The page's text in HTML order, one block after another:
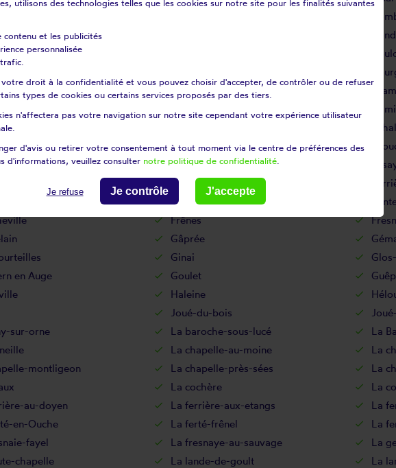
sur-huisne
Couterne
Cuissai
Ecorches
Eperrais
Fel
Fontaine-les-bassets
Frênes
Gâprée
Ginai
en Auge Goulet
Haleine
Joué-du-bois
sur-orne La baroche-sous-lucé
La
La chapelle-au-moine
La
montligeon La chapelle-près-sées
La
La cochère
La
au-doyen La ferrière-aux-etangs
La
en-Ouche La ferté-frênel
La
fayel La fresnaye-au-sauvage
La
chapelle La lande-de-goult
La
utilisons des technologies telles que les cookies sur notre site pour les finalités suivantes
contenu et les publicités
personnalisée
votre droit à la confidentialité et vous pouvez choisir d'accepter, de contrôler ou de refuser
types de cookies ou certains services proposés par des tiers.
n'affectera pas votre navigation sur notre site cependant votre expérience utilisateur
d'avis ou retirer votre consentement à tout moment via le centre de préférences des
d'informations, veuillez consulter notre politique de confidentialité
Je refuse Je contrôle J'accepte